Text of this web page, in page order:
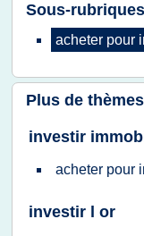
Sous-rubriques
acheter pour
Plus de
investir
acheter pour
investir l or